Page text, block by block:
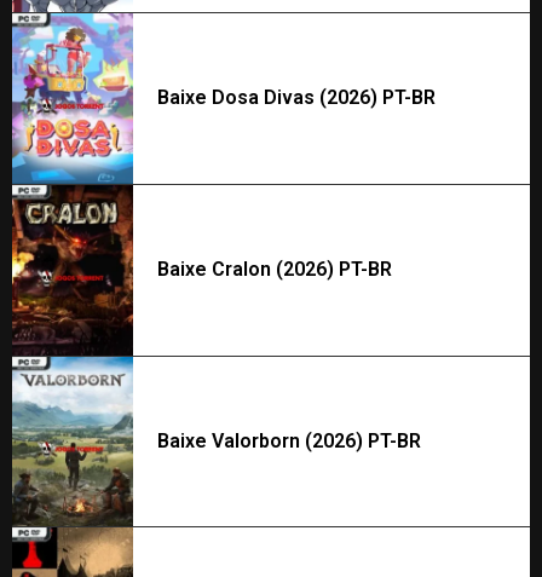
Baixe Dosa Divas (2026) PT-BR
Baixe Cralon (2026) PT-BR
Baixe Valorborn (2026) PT-BR